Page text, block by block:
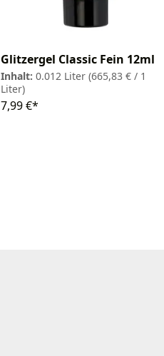
Glitzergel Classic Fein 12ml
Inhalt: 0.012 Liter (665,83 € / 1
Liter)
7,99 €*